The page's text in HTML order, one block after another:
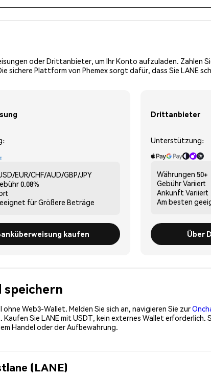
oder Drittanbieter, um Ihr Konto aufzuladen. Zahlen
Plattform von Phemex sorgt dafür, dass Sie LANE
EUR/CHF/AUD/GBP/JPY
0.08%
fürGrößere Beträge
kaufen
Drittanbieter
Unterstützung:
Währungen 50+
GebührVariiert
Ankunft Variiert
Am besten
Über
speichern
Web3-Wallet. Melden Sie sich an, navigieren Sie zur
Sie LANE mit USDT, kein externes Wallet erforderlich.
Handel oder der Aufbewahrung.
(LANE)